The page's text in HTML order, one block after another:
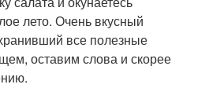
лето. Очень вкусный
все полезные
оставим слова и скорее